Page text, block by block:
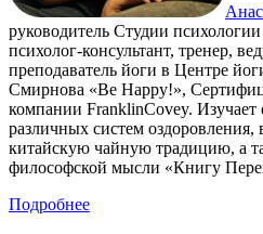
руководитель Студии
психолог-консультант, тренер,
преподаватель йоги в Центре
Смирнова «Be Happy!»,
компании FranklinCovey. Изучает
различных систем
китайскую чайную традицию, а
философской мысли «Книгу
Подробнее